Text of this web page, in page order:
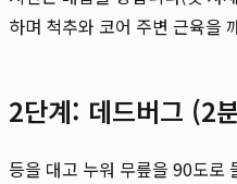
하며 척추와 코어 주변 근육을
2단계: 데드버그 (2
등을 대고 누워 무릎을 90도로